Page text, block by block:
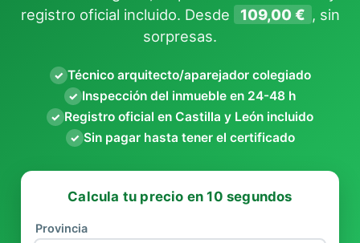
registro oficial incluido. Desde
109,00 € , sin
sorpresas.
✓ Técnico arquitecto/aparejador colegiado
✓ Inspección del inmueble en 24-48 h
✓ Registro oficial en Castilla y León incluido
✓ Sin pagar hasta tener el certificado
Calcula tu precio en 10 segundos
Provincia